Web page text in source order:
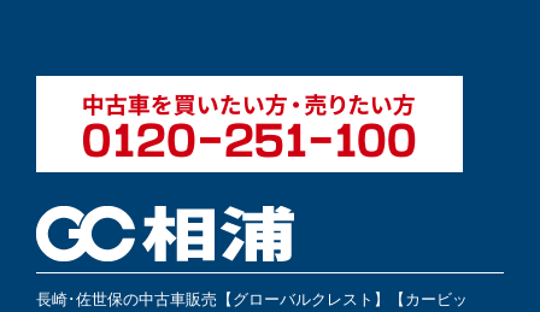
長崎･佐世保の中古車販売【グローバルクレスト】【カービッ